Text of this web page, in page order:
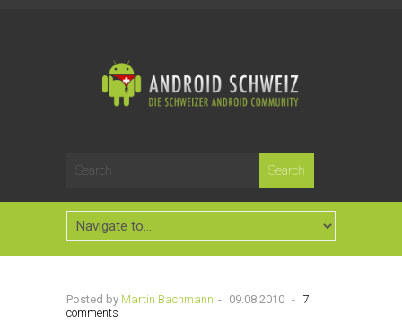
Posted by Martin Bachmann - 09.08.2010 - 7
comments